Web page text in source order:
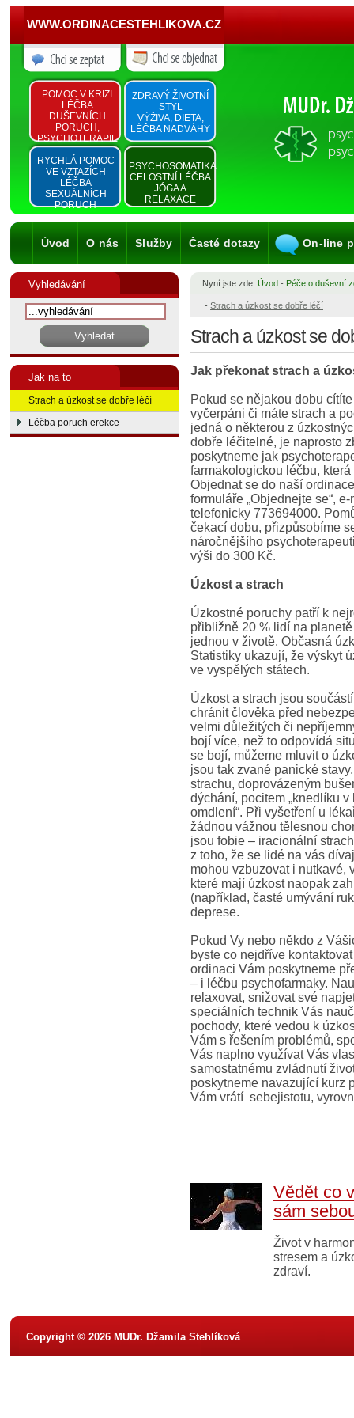
WWW.ORDINACESTEHLIKOVA.CZ
POMOC V KRIZI
LÉČBA
DUŠEVNÍCH
PORUCH,
PSYCHOTERAPIE
ZDRAVÝ ŽIVOTNÍ
STYL
VÝŽIVA, DIETA,
LÉČBA NADVÁHY
RYCHLÁ POMOC
VE VZTAZÍCH
LÉČBA
SEXUÁLNÍCH
PORUCH
PSYCHOSOMATIKA
CELOSTNÍ LÉČBA
JÓGA A
RELAXACE
Úvod O nás Služby Časté dotazy On-line
Vyhledávání
Jak na to
Strach a úzkost se dobře léčí
Léčba poruch erekce
Nyní jste zde: Úvod - Péče o duševní
- Strach a úzkost se dobře léčí
Strach a úzkost se
Jak překonat strach a
Pokud se nějakou dobu
vyčerpáni či máte strach a
jedná o některou z
dobře léčitelné, je naprosto
poskytneme jak
farmakologickou léčbu,
Objednat se do naší
formuláře „Objednejte se“,
telefonicky 773694000.
čekací dobu, přizpůsobíme
náročnějšího
výši do 300 Kč.
Úzkost a strach
Úzkostné poruchy patří k
přibližně 20 % lidí na
jednou v životě. Občasná
Statistiky ukazují, že výskyt
ve vyspělých státech.
Úzkost a strach jsou
chránit člověka před
velmi důležitých či
bojí více, než to odpovídá
se bojí, můžeme mluvit o
jsou tak zvané panické
strachu, doprovázeným
dýchání, pocitem „knedlíku v
omdlení“. Při vyšetření u
žádnou vážnou tělesnou
jsou fobie – iracionální
z toho, že se lidé na vás
mohou vzbuzovat i nutkavé,
které mají úzkost naopak
(například, časté umývání
deprese.
Pokud Vy nebo někdo z
byste co nejdříve
ordinaci Vám poskytneme
– i léčbu psychofarmaky.
relaxovat, snižovat své
speciálních technik Vás
pochody, které vedou k
Vám s řešením problémů,
Vás naplno využívat Vás
samostatnému zvládnutí
poskytneme navazující kurz
Vám vrátí sebejistotu,
Vědět co
sám
Život v
stresem a
zdraví.
Copyright © 2026 MUDr. Džamila Stehlíková